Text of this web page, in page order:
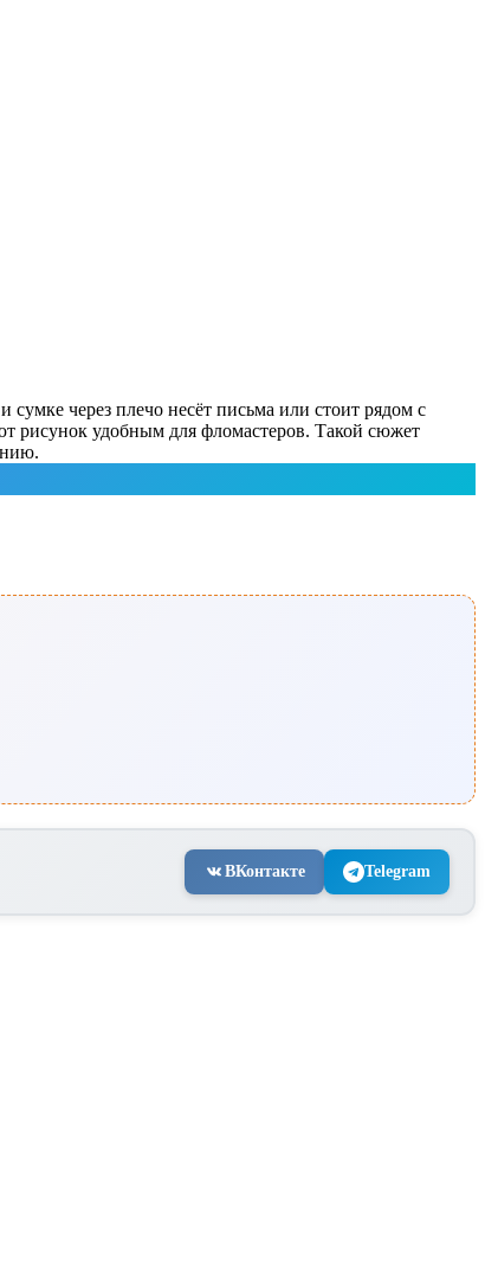
через плечо несёт письма или стоит рядом с
рисунок удобным для фломастеров. Такой сюжет
ВКонтакте Telegram